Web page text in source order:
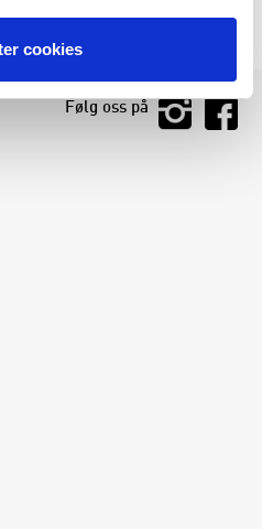
cookies
Følg oss på